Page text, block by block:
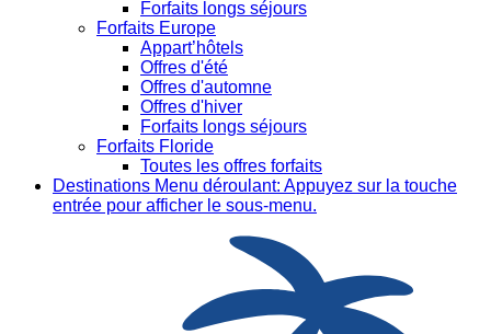
Forfaits longs séjours
Forfaits Europe
Appart’hôtels
Offres d'été
Offres d'automne
Offres d'hiver
Forfaits longs séjours
Forfaits Floride
Toutes les offres forfaits
Destinations Menu déroulant: Appuyez sur la touche
entrée pour afficher le sous-menu.